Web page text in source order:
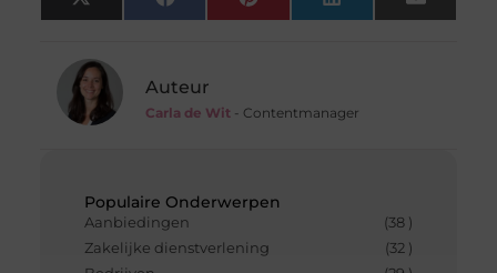
Populaire Onderwerpen
Aanbiedingen
(38 )
Zakelijke dienstverlening
(32 )
X
(Twitter)
FacebookPinterest LinkedIn Email
Auteur
Carla de Wit- Contentmanager